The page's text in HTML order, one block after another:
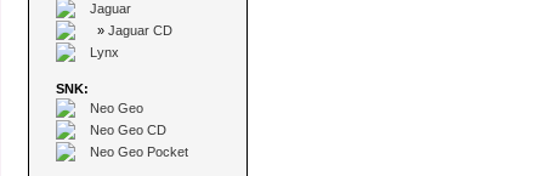
Jaguar
» Jaguar CD
Lynx
SNK:
Neo Geo
Neo Geo CD
Neo Geo Pocket